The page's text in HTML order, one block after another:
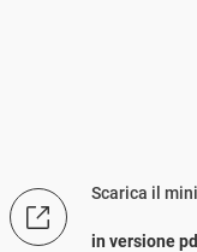
Scarica il
in versione